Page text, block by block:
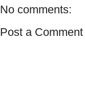
No comments:
Post a Comment